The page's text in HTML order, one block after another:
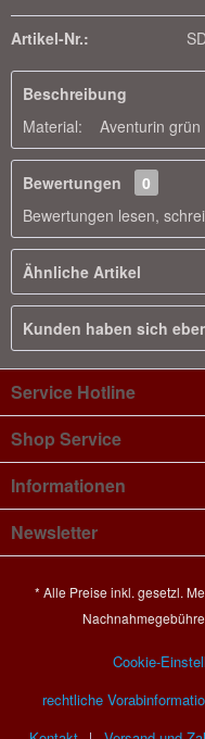
Artikel-Nr.:
Beschreibung
Material: Aventurin
Bewertungen
0
Bewertungen lesen,
Ähnliche Artikel
Kunden haben sich
Service Hotline
Shop Service
Informationen
Newsletter
* Alle Preise inkl. gesetzl.
Cookie-
rechtliche